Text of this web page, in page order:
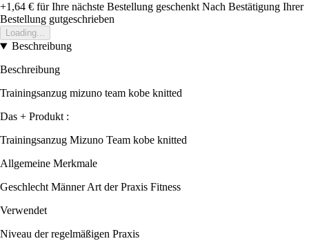
+1,64 € für Ihre nächste Bestellung geschenkt Nach Bestätigung Ihrer
Bestellung gutgeschrieben
Loading...
Beschreibung
Beschreibung
Trainingsanzug mizuno team kobe knitted
Das + Produkt :
Trainingsanzug Mizuno Team kobe knitted
Allgemeine Merkmale
Geschlecht Männer Art der Praxis Fitness
Verwendet
Niveau der regelmäßigen Praxis